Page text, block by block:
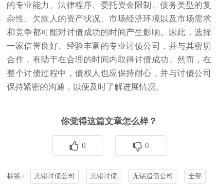
的专业能力、法律程序、委托资金限制、债务类型的复
杂性、欠款人的资产状况、市场经济环境以及市场需求
和竞争都可能对讨债成功的时间产生影响。因此，选择
一家信誉良好、经验丰富的专业讨债公司，并与其密切
合作，有助于在合理的时间内取得讨债成功。然而，在
整个讨债过程中，债权人也应保持耐心，并与讨债公司
保持紧密的沟通，以便及时了解进展情况。
你觉得这篇文章怎么样？
0 0
标签： 无锡讨债公司 无锡讨债 无锡追债公司 全部